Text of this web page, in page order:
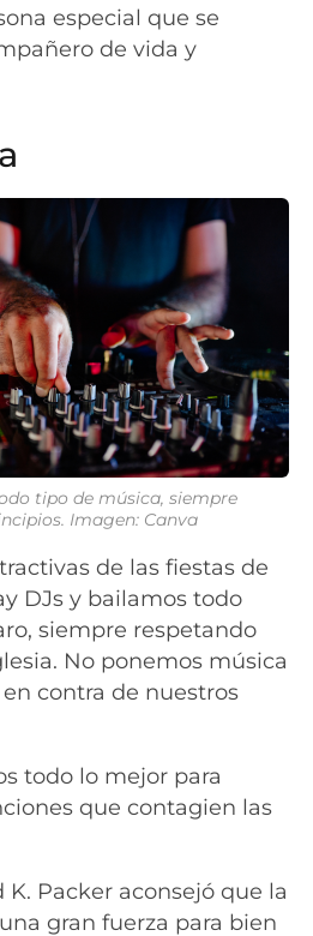
especial que se
de vida y
tipo de música, siempre
Imagen: Canva
de las fiestas de
DJs y bailamos todo
siempre respetando
No ponemos música
contra de nuestros
todo lo mejor para
que contagien las
Packer aconsejó que la
gran fuerza para bien